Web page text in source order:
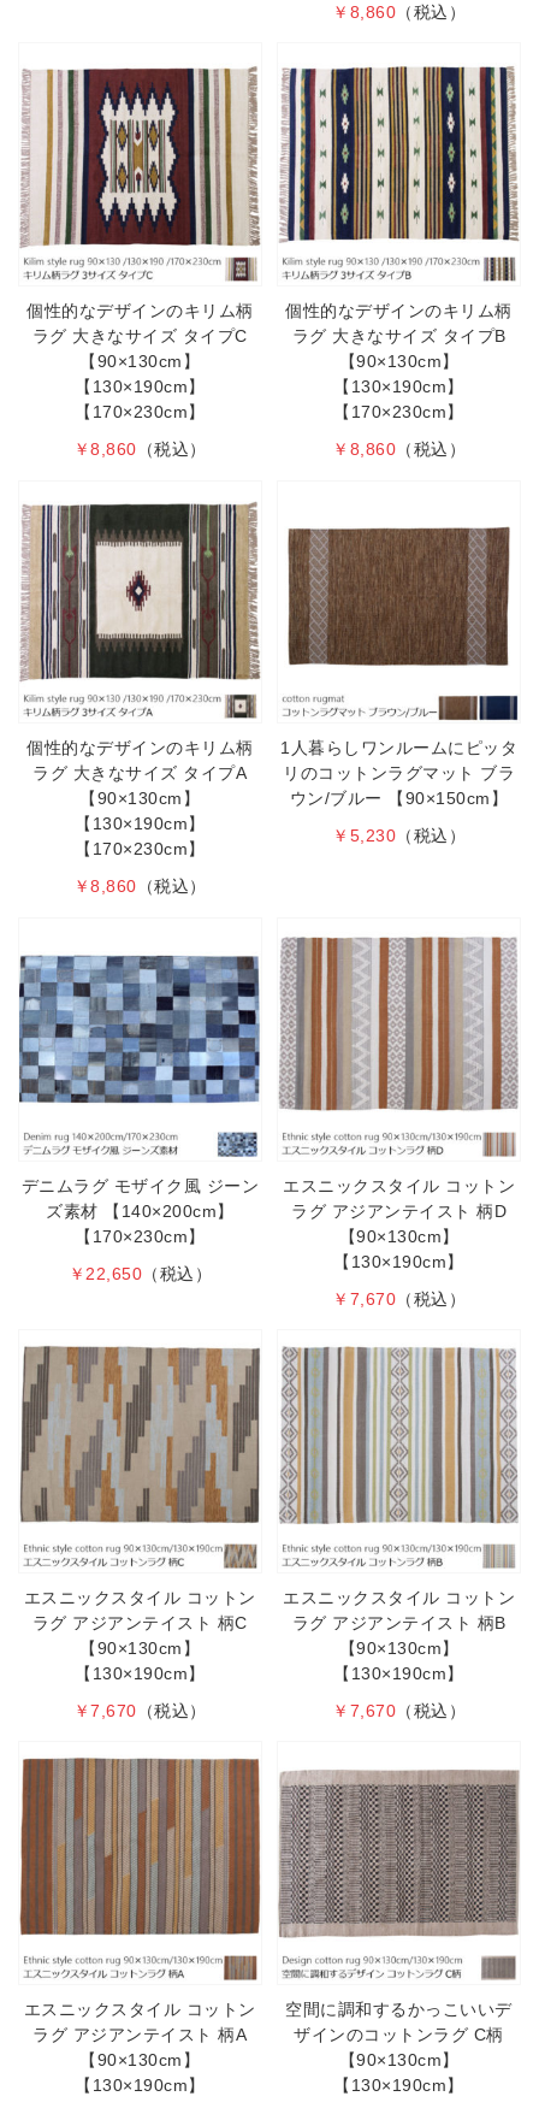
￥8,860 （税込）
個性的なデザインのキリム柄
ラグ 大きなサイズ タイプC
【90×130cm】
【130×190cm】
【170×230cm】
￥8,860 （税込）
個性的なデザインのキリム柄
ラグ 大きなサイズ タイプB
【90×130cm】
【130×190cm】
【170×230cm】
￥8,860 （税込）
個性的なデザインのキリム柄
ラグ 大きなサイズ タイプA
【90×130cm】
【130×190cm】
【170×230cm】
￥8,860 （税込）
1人暮らしワンルームにピッタ
リのコットンラグマット ブラ
ウン/ブルー 【90×150cm】
￥5,230 （税込）
デニムラグ モザイク風 ジーン
ズ素材 【140×200cm】
【170×230cm】
￥22,650 （税込）
エスニックスタイル コットン
ラグ アジアンテイスト 柄D
【90×130cm】
【130×190cm】
￥7,670 （税込）
エスニックスタイル コットン
ラグ アジアンテイスト 柄C
【90×130cm】
【130×190cm】
￥7,670 （税込）
エスニックスタイル コットン
ラグ アジアンテイスト 柄B
【90×130cm】
【130×190cm】
￥7,670 （税込）
エスニックスタイル コットン
ラグ アジアンテイスト 柄A
【90×130cm】
【130×190cm】
空間に調和するかっこいいデ
ザインのコットンラグ C柄
【90×130cm】
【130×190cm】